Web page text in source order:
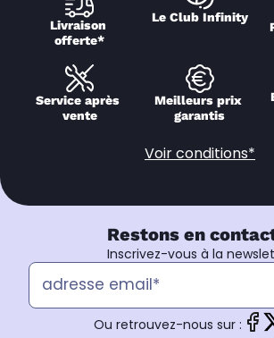
Livraison
offerte*
Le Club Infinity
Service après
vente
Meilleurs prix
garantis
Voir conditions*
Restons en
Inscrivez-vous à la
Ou retrouvez-nous sur :